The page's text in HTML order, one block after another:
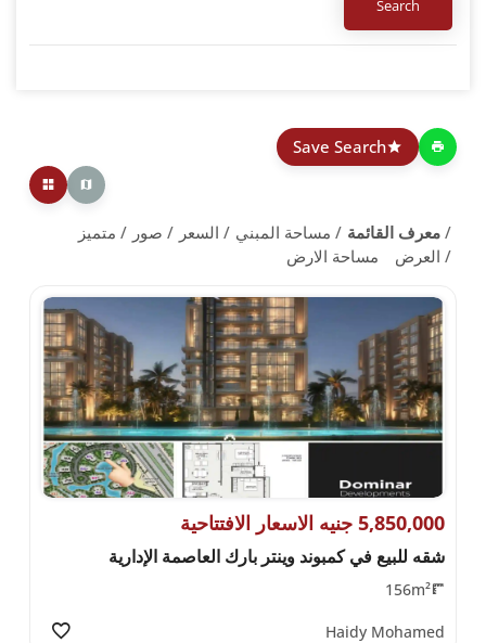
Save Search
معرف القائمة مساحة المبني السعر صور
متميز
العرض
مساحة الارض
5,850,000 جنيه الاسعار الافتتاحية
شقه للبيع في كمبوند وينتر بارك العاصمة الإدارية
156m²
Haidy Mohamed